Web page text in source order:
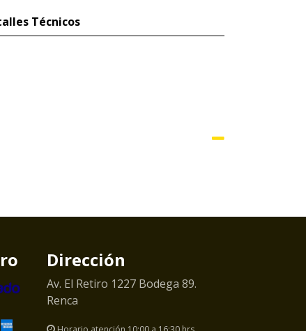
Técnicos
Dirección
Av. El Retiro 1227 Bodega 89.
Renca